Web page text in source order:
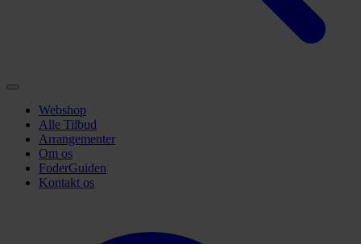
Webshop
Alle Tilbud
Arrangementer
Om os
FoderGuiden
Kontakt os